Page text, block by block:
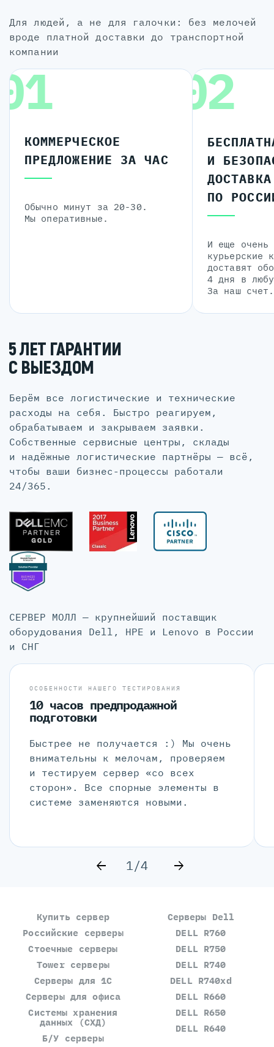
для людей, а не для галочки: без мелочей
вроде платной доставки до транспортной
компании
КОММЕРЧЕСКОЕ
ПРЕДЛОЖЕНИЕ ЗА ЧАС
Обычно минут за 20-30.
Мы оперативные.
02
И
ДОСТАВКА
ПО
И еще очень
курьерские
доставят
4 дня в
За наш счет.
5 ЛЕТ ГАРАНТИИ
С ВЫЕЗДОМ
Берём все логистические и технические
расходы на себя. Быстро реагируем,
обрабатываем и закрываем заявки.
Собственные сервисные центры, склады
и надёжные логистические партнёры — всё,
чтобы ваши бизнес-процессы работали
24/365.
СЕРВЕР МОЛЛ — крупнейший поставщик
оборудования Dell, HPE и Lenovo в России
и СНГ
ОСОБЕННОСТИ НАШЕГО ТЕСТИРОВАНИЯ
10 часов предпродажной
подготовки
Быстрее не получается :) Мы очень
внимательны к мелочам, проверяем
и тестируем сервер «со всех
сторон». Все спорные элементы в
системе заменяются новыми.
1/4
Купить сервер
Российские серверы
Стоечные серверы
Tower серверы
Серверы для 1С
Серверы для офиса
Системы хранения
данных (СХД)
Б/У серверы
Серверы Dell
DELL R760
DELL R750
DELL R740
DELL R740xd
DELL R660
DELL R650
DELL R640